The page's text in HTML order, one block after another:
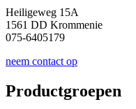
Heiligeweg 15A
1561 DD Krommenie
075-6405179
neem contact op
Productgroepen